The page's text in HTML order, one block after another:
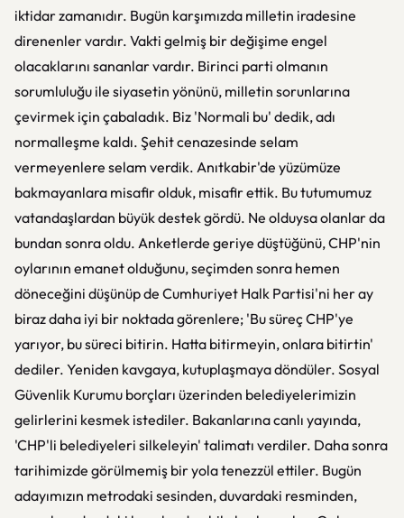
iktidar zamanıdır. Bugün karşımızda milletin iradesine
direnenler vardır. Vakti gelmiş bir değişime engel
olacaklarını sananlar vardır. Birinci parti olmanın
sorumluluğu ile siyasetin yönünü, milletin sorunlarına
çevirmek için çabaladık. Biz 'Normali bu' dedik, adı
normalleşme kaldı. Şehit cenazesinde selam
vermeyenlere selam verdik. Anıtkabir'de yüzümüze
bakmayanlara misafir olduk, misafir ettik. Bu tutumumuz
vatandaşlardan büyük destek gördü. Ne olduysa olanlar da
bundan sonra oldu. Anketlerde geriye düştüğünü, CHP'nin
oylarının emanet olduğunu, seçimden sonra hemen
döneceğini düşünüp de Cumhuriyet Halk Partisi'ni her ay
biraz daha iyi bir noktada görenlere; 'Bu süreç CHP'ye
yarıyor, bu süreci bitirin. Hatta bitirmeyin, onlara bitirtin'
dediler. Yeniden kavgaya, kutuplaşmaya döndüler. Sosyal
Güvenlik Kurumu borçları üzerinden belediyelerimizin
gelirlerini kesmek istediler. Bakanlarına canlı yayında,
'CHP'li belediyeleri silkeleyin' talimatı verdiler. Daha sonra
tarihimizde görülmemiş bir yola tenezzül ettiler. Bugün
adayımızın metrodaki sesinden, duvardaki resminden,